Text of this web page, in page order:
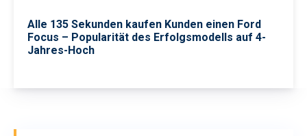
Alle 135 Sekunden kaufen Kunden einen Ford
Focus – Popularität des Erfolgsmodells auf 4-
Jahres-Hoch